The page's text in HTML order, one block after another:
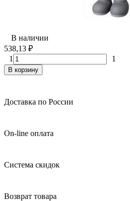
В наличии
538,13 ₽
1
1
В корзину
Доставка по России
On-line оплата
Система скидок
Возврат товара